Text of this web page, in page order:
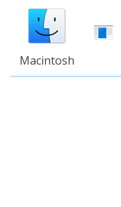
Macintosh